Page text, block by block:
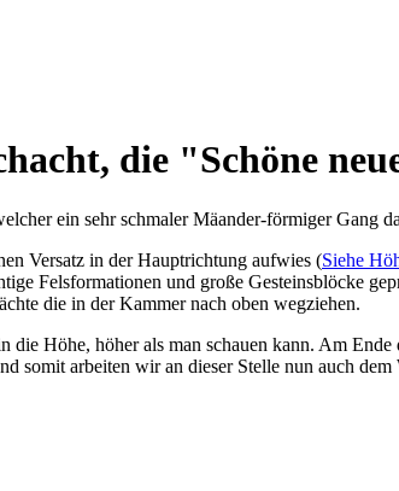
die "Schöne
ein sehr schmaler Mäander-förmiger Gang
Versatz in der Hauptrichtung aufwies (Siehe
Felsformationen und große Gesteinsblöcke
die in der Kammer nach oben wegziehen.
Höhe, höher als man schauen kann. Am
arbeiten wir an dieser Stelle nun auch